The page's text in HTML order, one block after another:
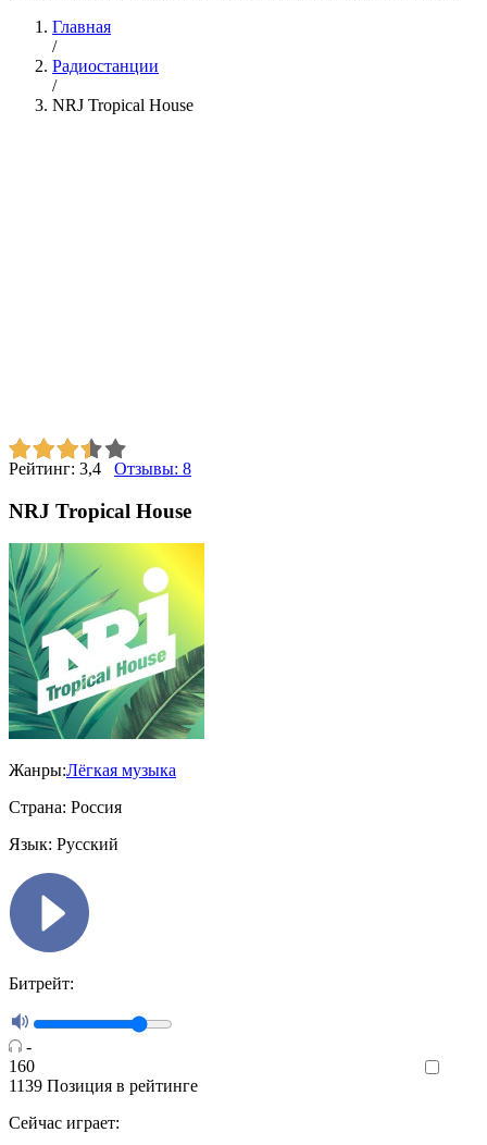
Главная
/
Радиостанции
/
NRJ Tropical House
Рейтинг: 3,4 Отзывы: 8
NRJ Tropical House
Жанры:Лёгкая музыка
Страна: Россия
Язык: Русский
Битрейт:
-
160
1139 Позиция в рейтинге
Сейчас играет: